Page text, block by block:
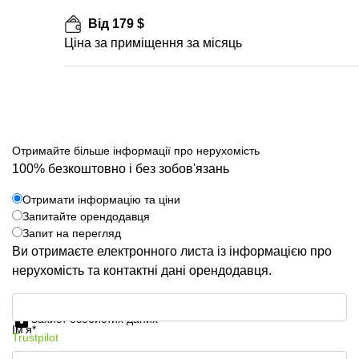
Від 179 $
Ціна за приміщення за місяць
Отримайте більше інформації про нерухомість
100% безкоштовно і без зобов'язань
Отримати інформацію та ціни
Запитайте орендодавця
Запит на перегляд
Ви отримаєте електронного листа із інформацією про
нерухомість та контактні дані орендодавця.
Ім'я*
Захист особистих даних
Trustpilot